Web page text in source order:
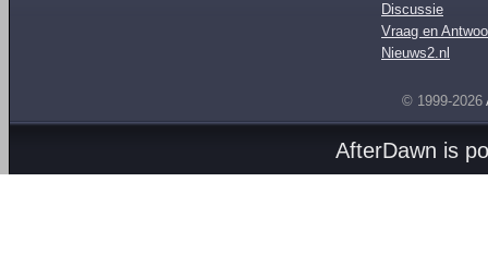
Discussie
Vraag en
Nieuws2.nl
© 1999-2026
AfterDawn is